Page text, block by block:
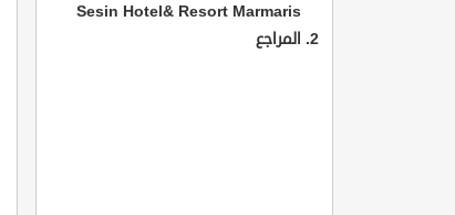
Sesin Hotel& Resort Marmaris
المراجع